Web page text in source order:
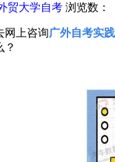
贸大学自考 浏览数：
网上咨询广外自考实
？